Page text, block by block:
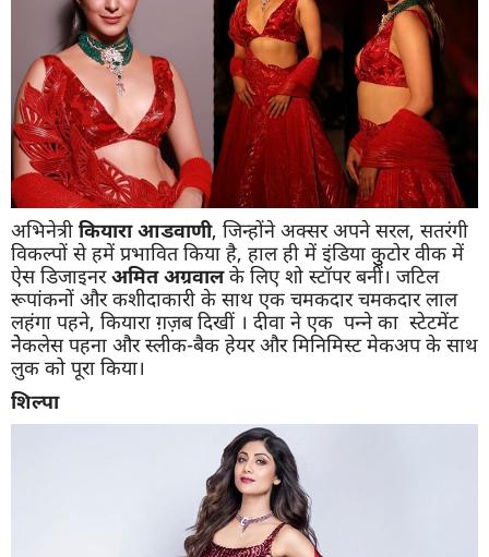
अभिनेत्री कियारा आडवाणी, जिन्होंने अक्सर अपने सरल, सतरंगी
विकल्पों से हमें प्रभावित किया है, हाल ही में इंडिया कुुटोर वीक में
ऐस डिजाइनरअमित अग्रवालके लिए शो स्टॉपर बनीं। जटिल
रूपांकनों और कशीदाकारी के साथ एक चमकदार चमकदार लाल
लहंगा पहने, कियारा ग़ज़ब दिखीं । दीवा ने एक पन्ने का स्टेटमेंट
नेेकलेस पहना और स्लीक-बैक हेयर और मिनिमिस्ट मेकअप के साथ
लुक को पूरा किया।
शिल्पा